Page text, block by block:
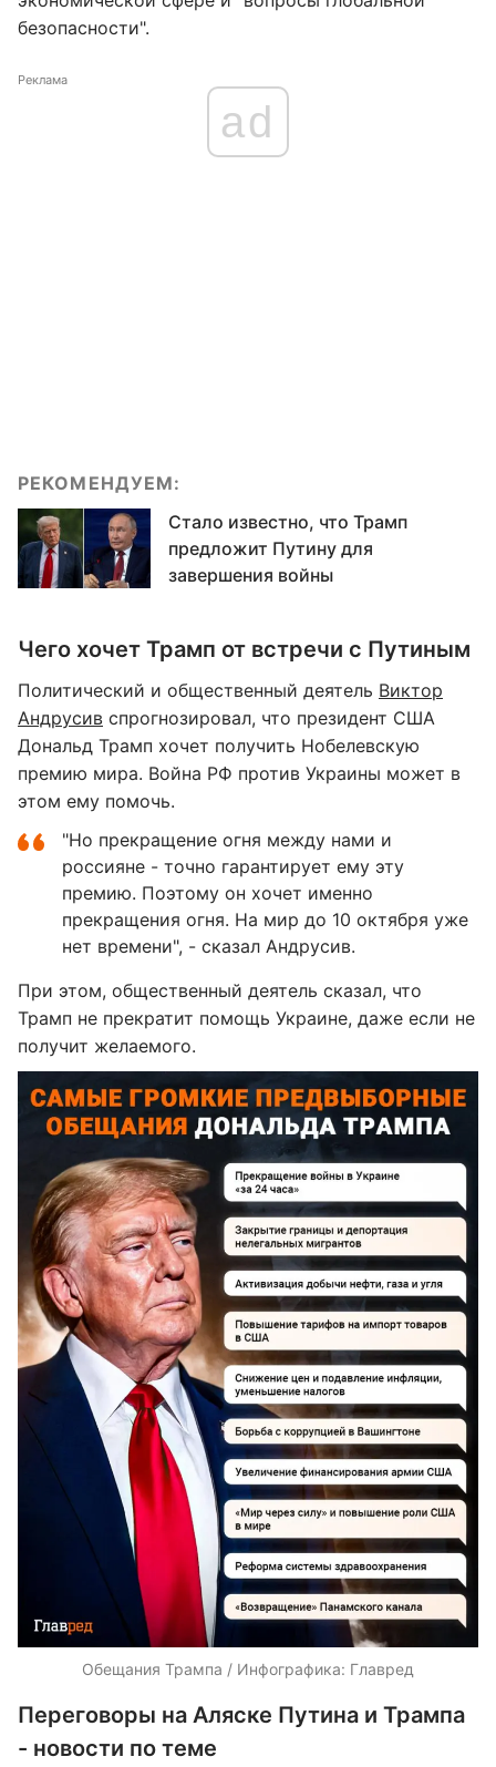
безопасности".
Реклама
ad
РЕКОМЕНДУЕМ:
Стало известно, что Трамп
предложит Путину для
завершения войны
Чего хочет Трамп от встречи с Путиным
Политический и общественный деятель Виктор
Андрусив спрогнозировал, что президент США
Дональд Трамп хочет получить Нобелевскую
премию мира. Война РФ против Украины может в
этом ему помочь.
"Но прекращение огня между нами и
россияне - точно гарантирует ему эту
премию. Поэтому он хочет именно
прекращения огня. На мир до 10 октября уже
нет времени", - сказал Андрусив.
При этом, общественный деятель сказал, что
Трамп не прекратит помощь Украине, даже если не
получит желаемого.
Обещания Трампа / Инфографика: Главред
Переговоры на Аляске Путина и Трампа
- новости по теме